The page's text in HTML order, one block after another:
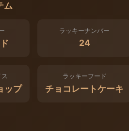
ム
ラッキーナンバー
24
ップ
ラッキーフード
チョコレートケーキ